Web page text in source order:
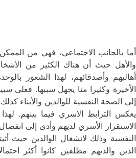
أما بالجانب الاجتماعي، فهي من
والأهل حيث أن هناك الكثير من
أهاليهم وأصدقائهم، لهذا الشعور
الأخيرة وكثيرا منا يجهل سببها. فعلى
إلى الصحة النفسية للوالدين والأبناء
يعكس الترابط الاسري فيما بينهم.
الاستقرار الأسري لديهم وأدى إلى
الذين والديهم مطلقين كانوا أكثر